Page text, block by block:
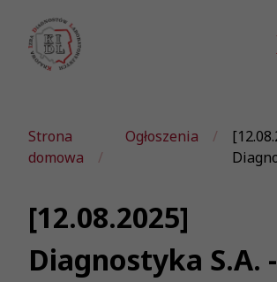
Strona
domowa
Ogłoszenia
[12.08.2025]
Diagnostyka S.A. -